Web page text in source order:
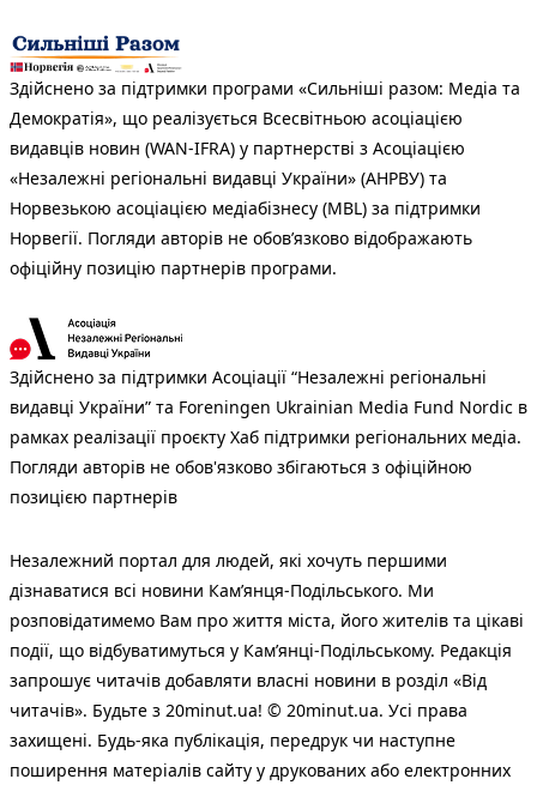
Здійснено за підтримки програми «Сильніші разом: Медіа та
Демократія», що реалізується Всесвітньою асоціацією
видавців новин (WAN-IFRA) у партнерстві з Асоціацією
«Незалежні регіональні видавці України» (АНРВУ) та
Норвезькою асоціацією медіабізнесу (MBL) за підтримки
Норвегії. Погляди авторів не обов’язково відображають
офіційну позицію партнерів програми.
Здійснено за підтримки Асоціації “Незалежні регіональні
видавці України” та Foreningen Ukrainian Media Fund Nordic в
рамках реалізації проєкту Хаб підтримки регіональних медіа.
Погляди авторів не обов'язково збігаються з офіційною
позицією партнерів
Незалежний портал для людей, які хочуть першими
дізнаватися всі новини Кам’янця-Подільського. Ми
розповідатимемо Вам про життя міста, його жителів та цікаві
події, що відбуватимуться у Кам’янці-Подільському. Редакція
запрошує читачів добавляти власні новини в розділ «Від
читачів». Будьте з 20minut.ua! © 20minut.ua. Усі права
захищені. Будь-яка публiкацiя, передрук чи наступне
поширення матеріалів сайту у друкованих або електронних